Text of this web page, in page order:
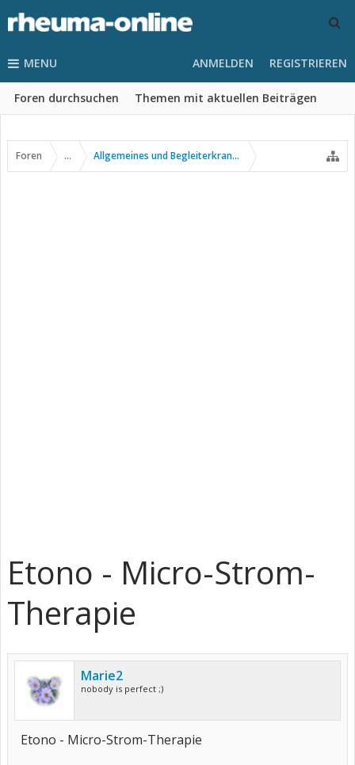
MENU
Foren durchsuchen Themen mit aktuellen Beiträgen
ANMELDEN REGISTRIEREN
Foren ... Allgemeines und Begleiterkrankungen
Etono - Micro-Strom-
Therapie
Marie2
nobody is perfect ;)
Etono - Micro-Strom-Therapie